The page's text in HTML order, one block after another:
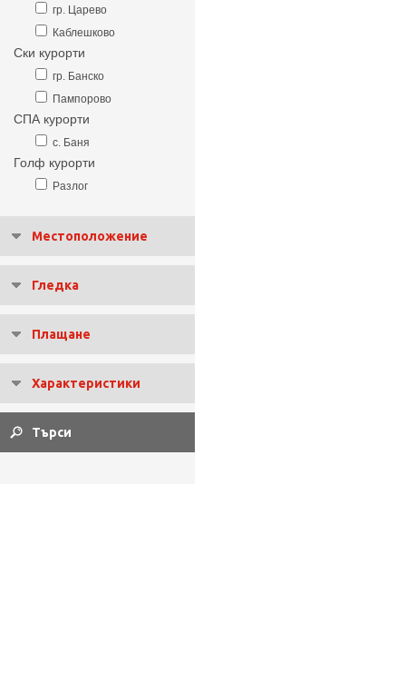
гр. Царево
Каблешково
Ски курорти
гр. Банско
Пампорово
СПА курорти
с. Баня
Голф курорти
Разлог
Местоположение
Гледка
Плащане
Характеристики